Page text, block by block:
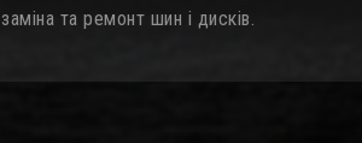
заміна та ремонт шин і дисків.